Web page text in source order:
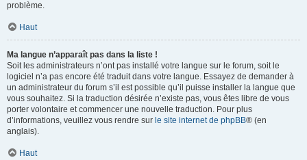
problème.
Haut
Ma langue n’apparaît pas dans la liste !
Soit les administrateurs n’ont pas installé votre langue sur le forum, soit le
logiciel n’a pas encore été traduit dans votre langue. Essayez de demander à
un administrateur du forum s’il est possible qu’il puisse installer la langue que
vous souhaitez. Si la traduction désirée n’existe pas, vous êtes libre de vous
porter volontaire et commencer une nouvelle traduction. Pour plus
d’informations, veuillez vous rendre sur le site internet de phpBB® (en
anglais).
Haut